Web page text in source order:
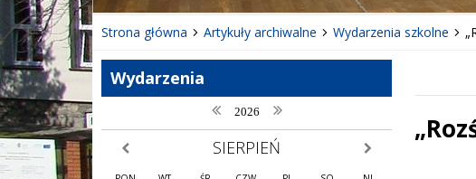
Strona główna Artykuły archiwalne Wydarzenia szkolne
Wydarzenia
poprzedni rok
2026 następny rok
poprzedni miesiąc SIERPIEŃ następny miesiąc